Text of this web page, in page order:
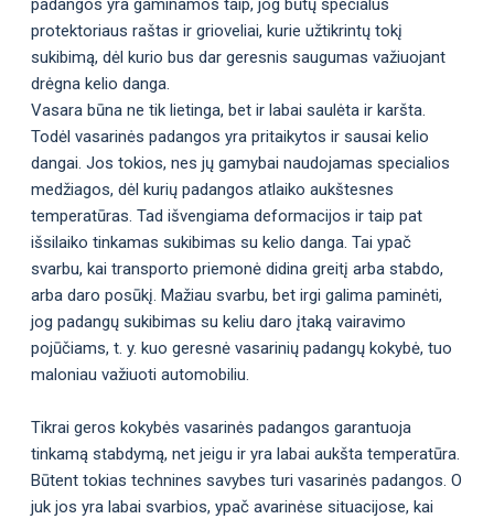
protektoriaus raštas ir grioveliai, kurie užtikrintų tokį
sukibimą, dėl kurio bus dar geresnis saugumas važiuojant
drėgna kelio danga.
Vasara būna ne tik lietinga, bet ir labai saulėta ir karšta.
Todėl vasarinės padangos yra pritaikytos ir sausai kelio
dangai. Jos tokios, nes jų gamybai naudojamas specialios
medžiagos, dėl kurių padangos atlaiko aukštesnes
temperatūras. Tad išvengiama deformacijos ir taip pat
išsilaiko tinkamas sukibimas su kelio danga. Tai ypač
svarbu, kai transporto priemonė didina greitį arba stabdo,
arba daro posūkį. Mažiau svarbu, bet irgi galima paminėti,
jog padangų sukibimas su keliu daro įtaką vairavimo
pojūčiams, t. y. kuo geresnė vasarinių padangų kokybė, tuo
maloniau važiuoti automobiliu.
Tikrai geros kokybės vasarinės padangos garantuoja
tinkamą stabdymą, net jeigu ir yra labai aukšta temperatūra.
Būtent tokias technines savybes turi vasarinės padangos. O
juk jos yra labai svarbios, ypač avarinėse situacijose, kai